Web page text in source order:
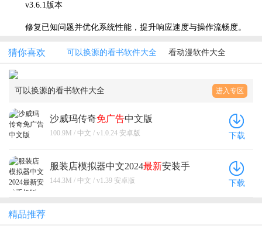
v3.6.1版本
修复已知问题并优化系统性能，提升响应速度与操作流畅度。
猜你喜欢 可以换源的看书软件大全 看动漫软件大全
可以换源的看书软件大全 进入专区
沙威玛传奇免广告中文版
100.9M / 中文 / v1.0.24 安卓版 下载
服装店模拟器中文2024最新安装手
机版
144.3M / 中文 / v1.39 安卓版 下载
精品推荐